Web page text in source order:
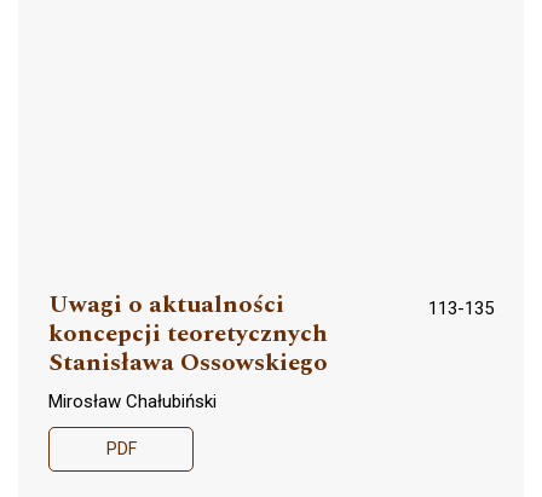
Uwagi o aktualności
koncepcji teoretycznych
Stanisława Ossowskiego
113-135
Mirosław Chałubiński
PDF